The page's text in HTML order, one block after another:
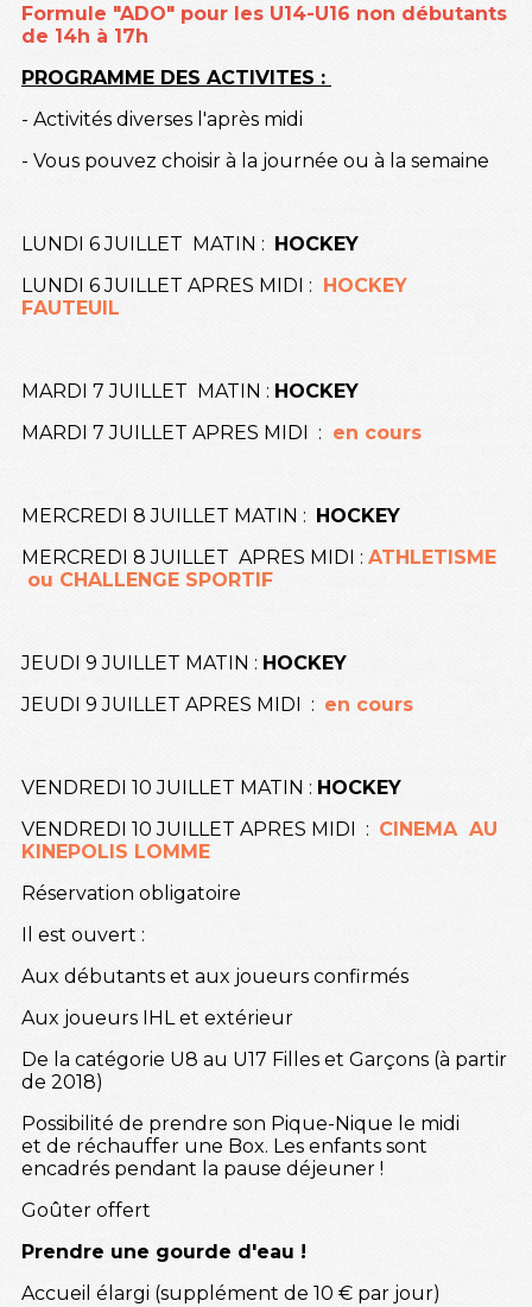
Formule "ADO" pour les U14-U16 non débutants
de 14h à 17h
PROGRAMME DES ACTIVITES :
- Activités diverses l'après midi
- Vous pouvez choisir à la journée ou à la semaine
LUNDI 6 JUILLET MATIN : HOCKEY
LUNDI 6 JUILLET APRES MIDI : HOCKEY
FAUTEUIL
MARDI 7 JUILLET MATIN : HOCKEY
MARDI 7 JUILLET APRES MIDI : en cours
MERCREDI 8 JUILLET MATIN : HOCKEY
MERCREDI 8 JUILLET APRES MIDI : ATHLETISME
ou CHALLENGE SPORTIF
JEUDI 9 JUILLET MATIN : HOCKEY
JEUDI 9 JUILLET APRES MIDI : en cours
VENDREDI 10 JUILLET MATIN : HOCKEY
VENDREDI 10 JUILLET APRES MIDI : CINEMA AU
KINEPOLIS LOMME
Réservation obligatoire
Il est ouvert :
Aux débutants et aux joueurs confirmés
Aux joueurs IHL et extérieur
De la catégorie U8 au U17 Filles et Garçons (à partir
de 2018)
Possibilité de prendre son Pique-Nique le midi
et de réchauffer une Box. Les enfants sont
encadrés pendant la pause déjeuner !
Goûter offert
Prendre une gourde d'eau !
Accueil élargi (supplément de 10 € par jour)